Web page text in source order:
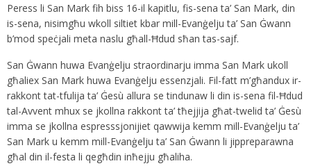
Peress li San Mark fih biss 16-il kapitlu, fis-sena ta’ San Mark, din
is-sena, nisimgħu wkoll siltiet kbar mill-Evanġelju ta’ San Ġwann
b’mod speċjali meta naslu għall-Ħdud sħan tas-sajf.
San Ġwann huwa Evanġelju straordinarju imma San Mark ukoll
għaliex San Mark huwa Evanġelju essenzjali. Fil-fatt m’għandux ir-
rakkont tat-tfulija ta’ Ġesù allura se tindunaw li din is-sena fil-Ħdud
tal-Avvent mhux se jkollna rakkont ta’ tħejjija għat-twelid ta’ Ġesù
imma se jkollna espresssjonijiet qawwija kemm mill-Evanġelju ta’
San Mark u kemm mill-Evanġelju ta’ San Ġwann li jippreparawna
għal din il-festa li qegħdin inħejju għaliha.